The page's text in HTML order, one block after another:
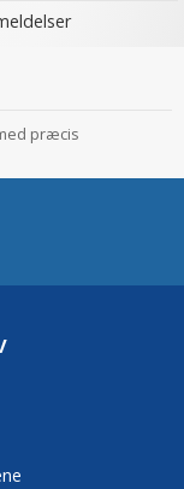
præcis